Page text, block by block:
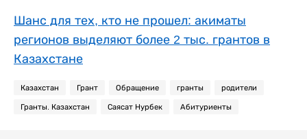
Шанс для тех, кто не прошел: акиматы
регионов выделяют более 2 тыс. грантов в
Казахстане
Казахстан Грант Обращение гранты родители
Гранты. Казахстан Саясат Нурбек Абитуриенты